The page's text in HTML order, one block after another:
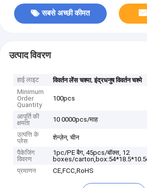
सबसे अच्छी कीमत
उत्पाद विवरण
हाई लाइट विवर्तन लेंस चश्मा,इंद्रधनुष विवर्तन चश्मे
Minimum
Order
Quantity
100pcs
आपूर्ति की
क्षमता
10 0000pcs/माह
उत्पत्ति के
प्लेस
शेन्ज़ेन, चीन
पैकेजिंग
विवरण
1pc/PE बैग, 45pcs/बॉक्स, 12
boxes/
प्रमाणन
CE,FCC,RoHS